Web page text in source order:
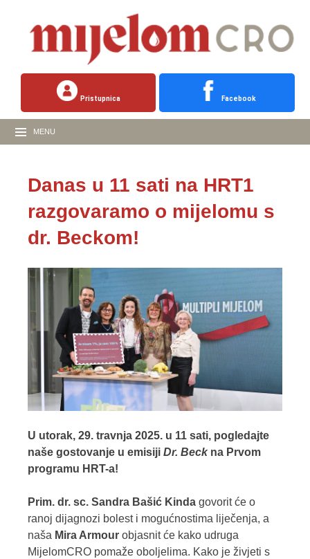
Pristupnica Facebook
MENU
Danas u 11 sati na HRT1
razgovaramo o mijelomu s
dr. Beckom!
U utorak, 29. travnja 2025. u 11 sati, pogledajte
naše gostovanje u emisiji Dr. Beckna Prvom
programu HRT-a!
Prim. dr. sc. Sandra Bašić Kinda govorit će o
ranoj dijagnozi bolest i mogućnostima liječenja, a
naša Mira Armour objasnit će kako udruga
MijelomCRO pomaže oboljelima. Kako je živjeti s